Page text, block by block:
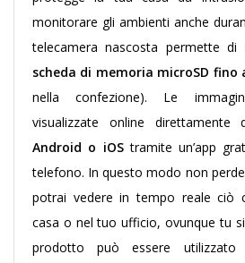
monitorare gli ambienti anche
telecamera nascosta permette di
scheda di memoria microSD fino
nella confezione). Le
visualizzate online direttamente
Android o iOStramite un’app
telefono. In questo modo non
potrai vedere in tempo reale ciò
casa o nel tuo ufficio, ovunque tu
prodotto può essere